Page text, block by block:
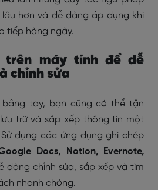
hơn và dễ dàng áp dụng khi
tiếp hàng ngày.
trên máy tính để dễ
chỉnh sửa
bằng tay, bạn cũng có thể tận
trữ và sắp xếp thông tin một
dụng các ứng dụng ghi chép
Docs, Notion, Evernote,
dàng chỉnh sửa, sắp xếp và tìm
nhanh chóng.